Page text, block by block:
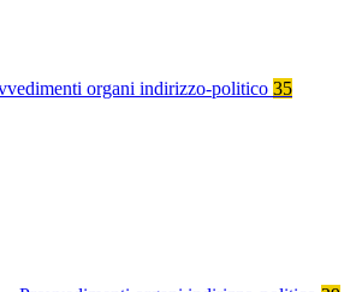
organi indirizzo-politico 35